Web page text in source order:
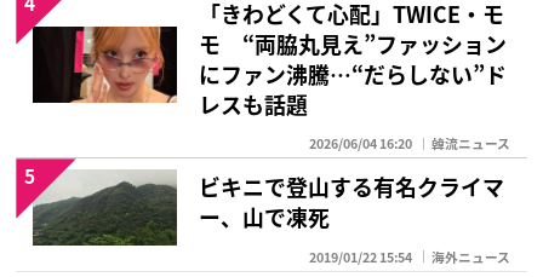
「きわどくて心配」TWICE・モ
モ “両脇丸見え”ファッション
にファン沸騰…“だらしない”ド
レスも話題
2026/06/04 16:20 韓流ニュース
ビキニで登山する有名クライマ
ー、山で凍死
2019/01/22 15:54 海外ニュース
5